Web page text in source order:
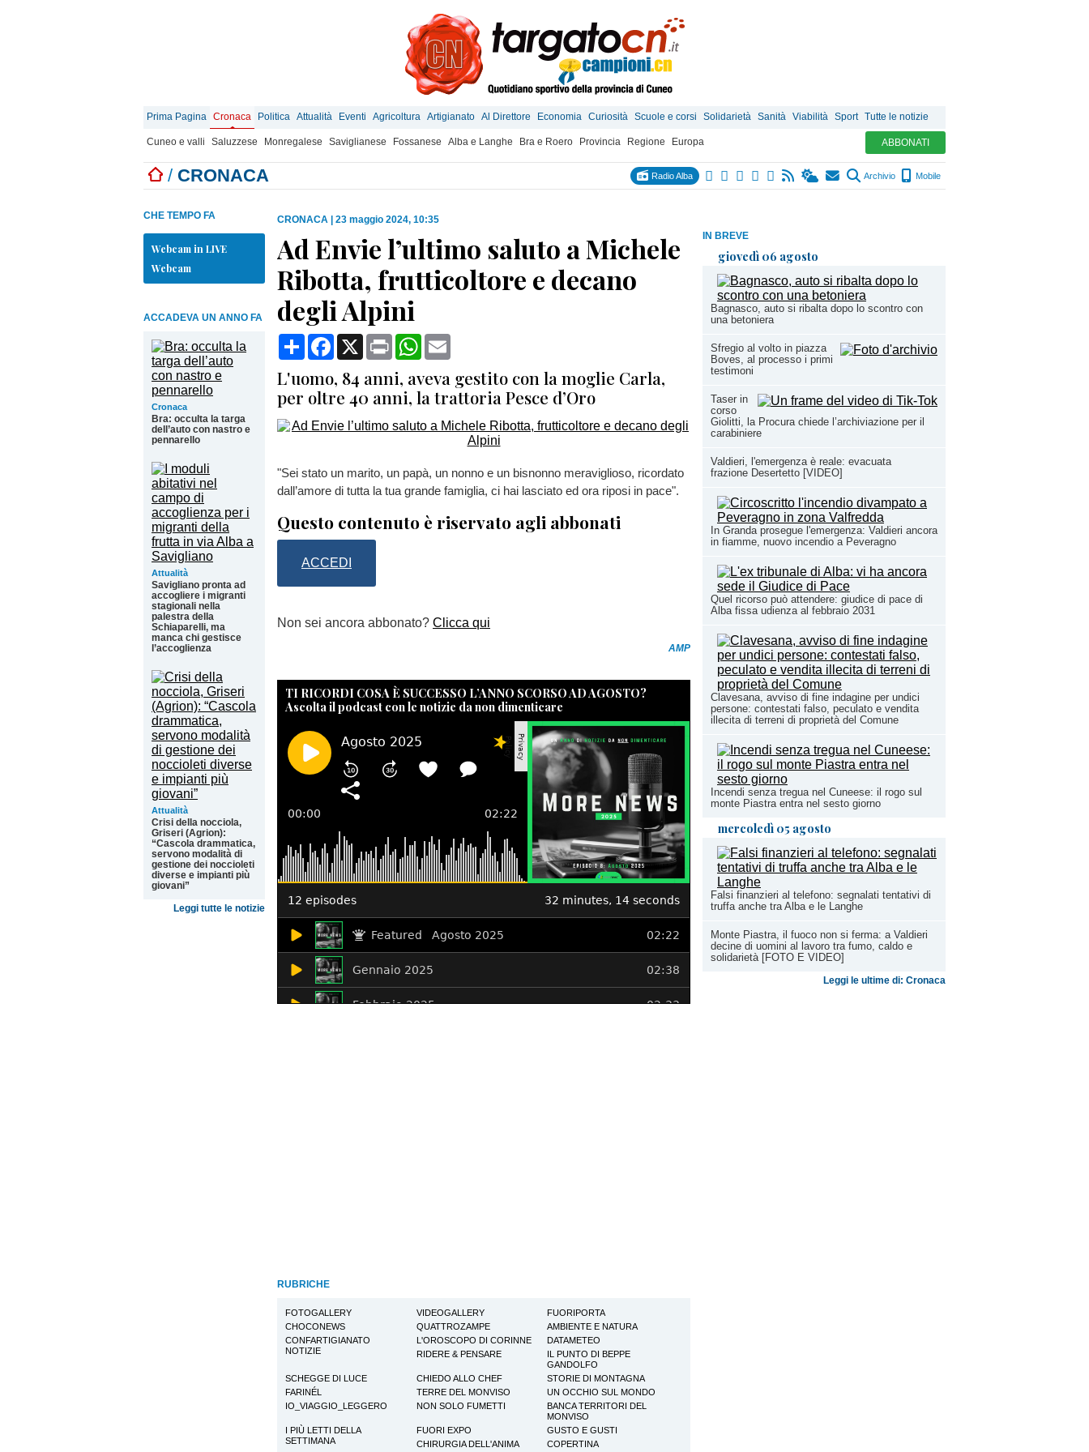
Prima Pagina Cronaca Politica Attualità Eventi Agricoltura Artigianato Al Direttore Economia Curiosità Scuole e corsi Solidarietà Sanità Viabilità Sport Tutte le notizie
Cuneo e valli Saluzzese Monregalese Saviglianese Fossanese Alba e Langhe Bra e Roero Provincia Regione Europa ABBONATI
/ CRONACA Radio Alba Archivio Mobile
IN BREVE
giovedì 06 agosto
Bagnasco, auto si ribalta dopo lo scontro con
una betoniera
Sfregio al volto in piazza
Boves, al processo i primi
testimoni
Taser in
corso
Giolitti, la Procura chiede l’archiviazione per il
carabiniere
Valdieri, l'emergenza è reale: evacuata
frazione Desertetto [VIDEO]
In Granda prosegue l'emergenza: Valdieri ancora
in fiamme, nuovo incendio a Peveragno
Quel ricorso può attendere: giudice di pace di
Alba fissa udienza al febbraio 2031
Clavesana, avviso di fine indagine per undici
persone: contestati falso, peculato e vendita
illecita di terreni di proprietà del Comune
Incendi senza tregua nel Cuneese: il rogo sul
monte Piastra entra nel sesto giorno
mercoledì 05 agosto
Falsi finanzieri al telefono: segnalati tentativi di
truffa anche tra Alba e le Langhe
Monte Piastra, il fuoco non si ferma: a Valdieri
decine di uomini al lavoro tra fumo, caldo e
solidarietà [FOTO E VIDEO]
Leggi le ultime di: Cronaca
CHE TEMPO FA
Webcam in LIVE
Webcam
ACCADEVA UN ANNO FA
Cronaca
Bra: occulta la targa
dell’auto con nastro e
pennarello
Attualità
Savigliano pronta ad
accogliere i migranti
stagionali nella
palestra della
Schiaparelli, ma
manca chi gestisce
l’accoglienza
Attualità
Crisi della nocciola,
Griseri (Agrion):
“Cascola drammatica,
servono modalità di
gestione dei noccioleti
diverse e impianti più
giovani”
Leggi tutte le notizie
CRONACA 23 maggio 2024, 10:35
Ad Envie l’ultimo saluto a Michele
Ribotta, frutticoltore e decano
degli Alpini
CondividiFacebook
X Print WhatsApp
L'uomo, 84 anni, aveva gestito con la moglie Carla,
per oltre 40 anni, la trattoria Pesce d’Oro
"Sei stato un marito, un papà, un nonno e un bisnonno meraviglioso, ricordato
dall’amore di tutta la tua grande famiglia, ci hai lasciato ed ora riposi in pace".
Questo contenuto è riservato agli abbonati
ACCEDI
Non sei ancora abbonato? Clicca qui
AMP
TI RICORDI COSA È SUCCESSO L’ANNO SCORSO AD AGOSTO?
Ascolta il podcast con le notizie da non dimenticare
RUBRICHE
FOTOGALLERY VIDEOGALLERY
FUORIPORTA
CHOCONEWS
QUATTROZAMPE
AMBIENTE E NATURA
CONFARTIGIANATO
NOTIZIE
L'OROSCOPO DI CORINNE
DATAMETEO
RIDERE & PENSARE
IL PUNTO DI BEPPE
GANDOLFO
SCHEGGE DI LUCE
CHIEDO ALLO CHEF
STORIE DI MONTAGNA
FARINÉL
TERRE DEL MONVISO
UN OCCHIO SUL MONDO
IO_VIAGGIO_LEGGERO
NON SOLO FUMETTI
BANCA TERRITORI DEL
MONVISO
I PIÙ LETTI DELLA
SETTIMANA
FUORI EXPO
GUSTO E GUSTI
CHIRURGIA DELL'ANIMA
COPERTINA